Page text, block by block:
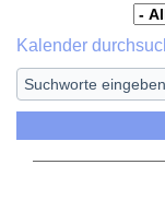
Literatur-
Häufige
Kalender